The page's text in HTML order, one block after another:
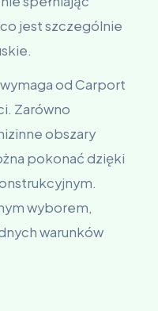
jest szczególnie
od Carport
Zarówno
obszary
pokonać dzięki
wyborem,
warunków